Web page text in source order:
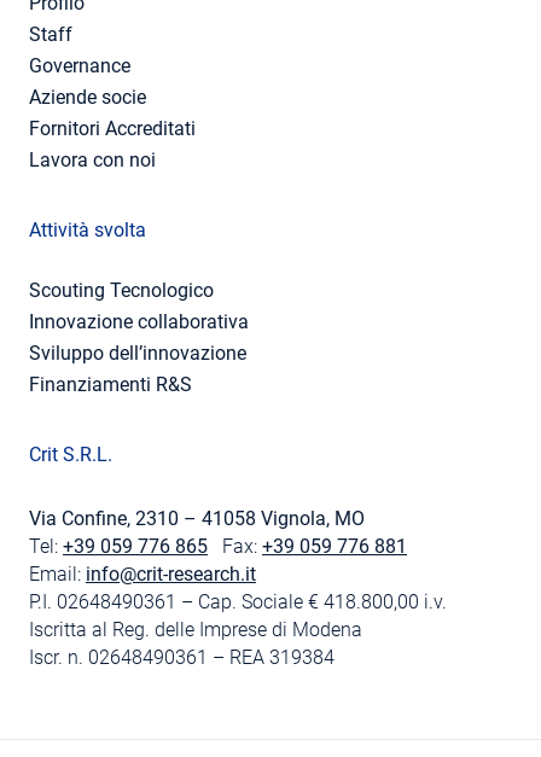
Staff
Governance
Aziende socie
Fornitori Accreditati
Lavora con noi
Attività svolta
Scouting Tecnologico
Innovazione collaborativa
Sviluppo dell’innovazione
Finanziamenti R&S
Crit S.R.L.
Via Confine, 2310 – 41058 Vignola, MO
Tel: +39 059 776 865 Fax: +39 059 776 881
Email: info@crit-research.it
P.I. 02648490361 – Cap. Sociale € 418.800,00 i.v.
Iscritta al Reg. delle Imprese di Modena
Iscr. n. 02648490361 – REA 319384